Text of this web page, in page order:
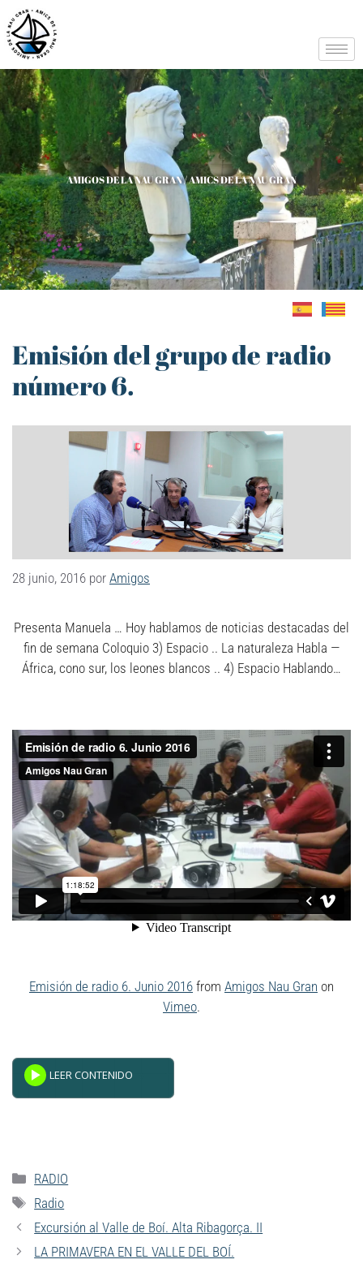
AMIGOS DE LA NAU GRAN / AMICS DE LA NAU GRAN
Emisión del grupo de radio
número 6.
28 junio, 2016 por Amigos
Presenta Manuela … Hoy hablamos de noticias destacadas del
fin de semana Coloquio 3) Espacio .. La naturaleza Habla —
África, cono sur, los leones blancos .. 4) Espacio Hablando…
Emisión de radio 6. Junio 2016 from Amigos Nau Gran on
Vimeo.
RADIO
Radio
Excursión al Valle de Boí. Alta Ribagorça. II
LA PRIMAVERA EN EL VALLE DEL BOÍ.